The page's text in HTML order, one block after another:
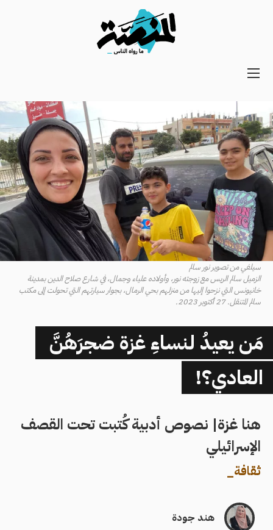
Main
Secondary
Navigation
سيلفي من تصوير نور سالم
الزميل سالم الريس مع زوجته نور، وأولاده علياء وجمال، في شارع صلاح الدين بمدينة
خانيونس التي نزحوا إليها من منزلهم بحي الرمال، بجوار سيارتهم التي تحولت إلى مكتب
سالم المتنقل. 27 أكتوبر 2023.
مَن يعيدُ لنساءِ غزة ضجرَهُنَّ
العادي؟!
هنا غزة| نصوص أدبية كُتبت تحت القصف
الإسرائيلي
ثقافة_
هند جودة